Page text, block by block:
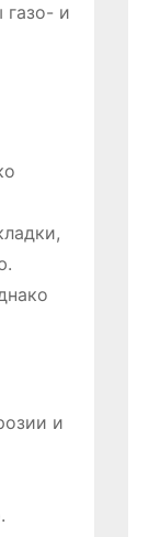
газо- и
и